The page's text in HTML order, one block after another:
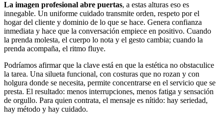
La imagen profesional abre puertas, a estas alturas eso es
innegable. Un uniforme cuidado transmite orden, respeto por el
hogar del cliente y dominio de lo que se hace. Genera confianza
inmediata y hace que la conversación empiece en positivo. Cuando
la prenda molesta, el cuerpo lo nota y el gesto cambia; cuando la
prenda acompaña, el ritmo fluye.
Podríamos afirmar que la clave está en que la estética no obstaculice
la tarea. Una silueta funcional, con costuras que no rozan y con
holgura donde se necesita, permite concentrarse en el servicio que se
presta. El resultado: menos interrupciones, menos fatiga y sensación
de orgullo. Para quien contrata, el mensaje es nítido: hay seriedad,
hay método y hay cuidado.